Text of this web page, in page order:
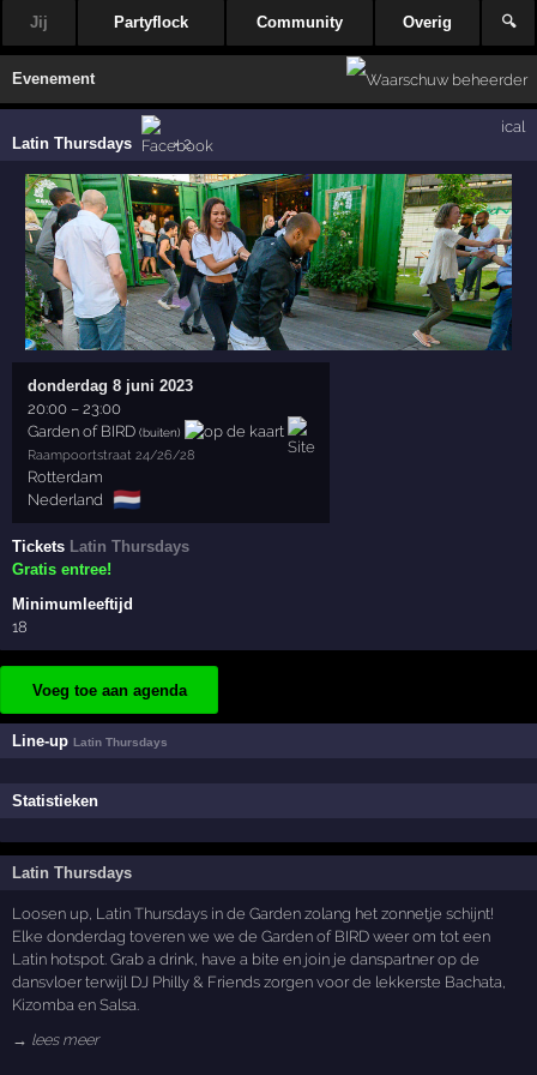
Jij Partyflock Community Overig 🔍
Evenement
Latin Thursdays × 2
ical
donderdag 8 juni 2023
20:00 –23:00
Garden of BIRD (buiten)
Raampoortstraat 24/26/28
Rotterdam
Nederland
🇳🇱
Tickets Latin Thursdays
Gratis entree!
Minimumleeftijd
18
Voeg toe aan agenda
Line-upLatin Thursdays
Statistieken
Latin Thursdays
Loosen up, Latin Thursdays in de Garden zolang het zonnetje schijnt!
Elke donderdag toveren we we de Garden of BIRD weer om tot een
Latin hotspot. Grab a drink, have a bite en join je danspartner op de
dansvloer terwijl DJ Philly & Friends zorgen voor de lekkerste Bachata,
Kizomba en Salsa.
→ lees meer